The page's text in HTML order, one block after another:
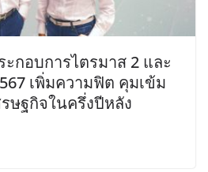
กอบการไตรมาส 2 และ
เพิ่มความฟิต คุมเข้ม
ษฐกิจในครึ่งปีหลัง